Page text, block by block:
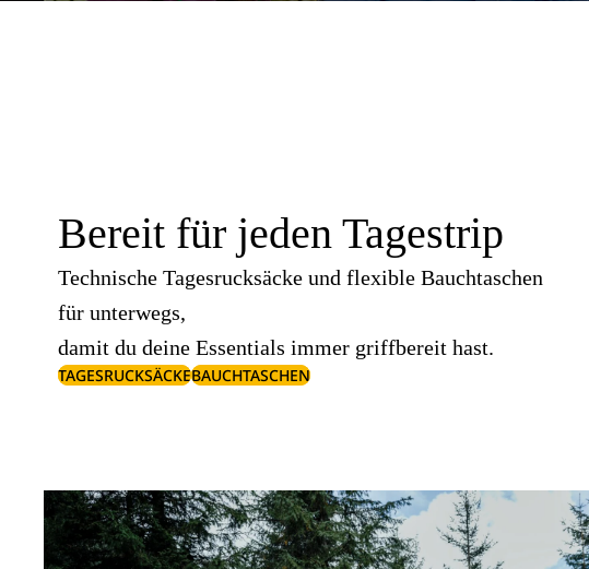
Bereit für jeden Tagestrip
Technische Tagesrucksäcke und flexible Bauchtaschen
für unterwegs,
damit du deine Essentials immer griffbereit hast.
TAGESRUCKSÄCKEBAUCHTASCHEN